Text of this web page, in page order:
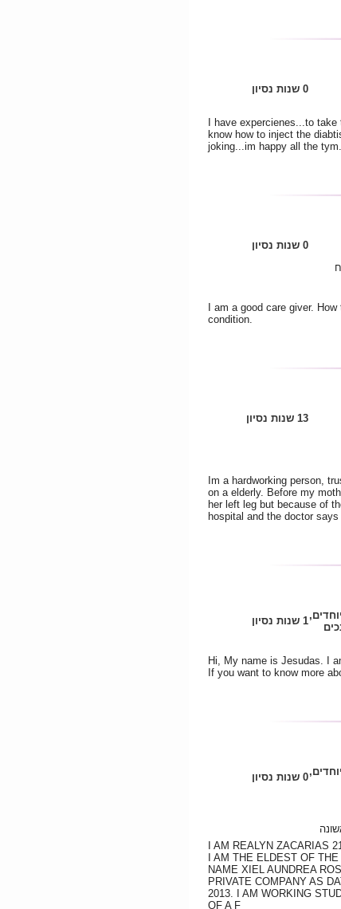
0 שנות נסיון
I have expercienes...to
know how to inject the
joking...im happy all the
0 שנות נסיון
I am a good care giver.
condition.
13 שנות נסיון
Im a hardworking person,
on a elderly. Before my
her left leg but because of
hospital and the doctor
1 שנות נסיון
Hi, My name is Jesudas. I
If you want to know more
0 שנות נסיון
I AM REALYN ZACARIAS
I AM THE ELDEST OF
NAME XIEL AUNDREA
PRIVATE COMPANY AS
2013. I AM WORKING
OF A F